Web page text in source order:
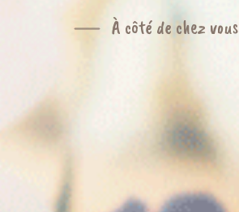
À côté de chez vous